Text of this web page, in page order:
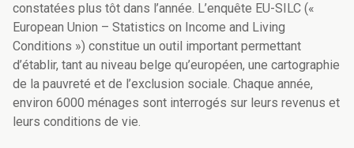
constatées plus tôt dans l’année. L’enquête EU-SILC («
European Union – Statistics on Income and Living
Conditions ») constitue un outil important permettant
d’établir, tant au niveau belge qu’européen, une cartographie
de la pauvreté et de l’exclusion sociale. Chaque année,
environ 6000 ménages sont interrogés sur leurs revenus et
leurs conditions de vie.